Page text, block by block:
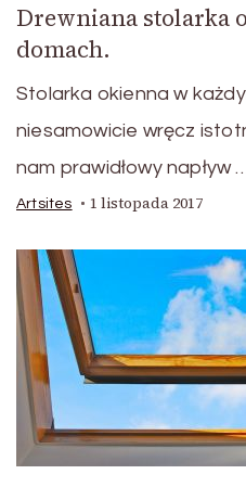
Drewniana stolarka
domach.
Stolarka okienna w
niesamowicie wręcz
nam prawidłowy napływ
Artsites 1 listopada 2017